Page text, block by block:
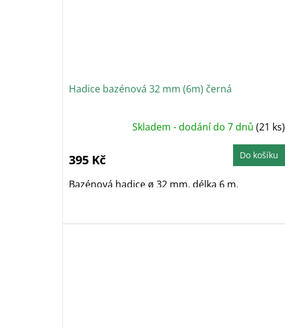
Hadice bazénová 32 mm (6m) černá
Skladem - dodání do 7 dnů (21 ks)
395 Kč Do košíku
Bazénová hadice ø 32 mm, délka 6 m.